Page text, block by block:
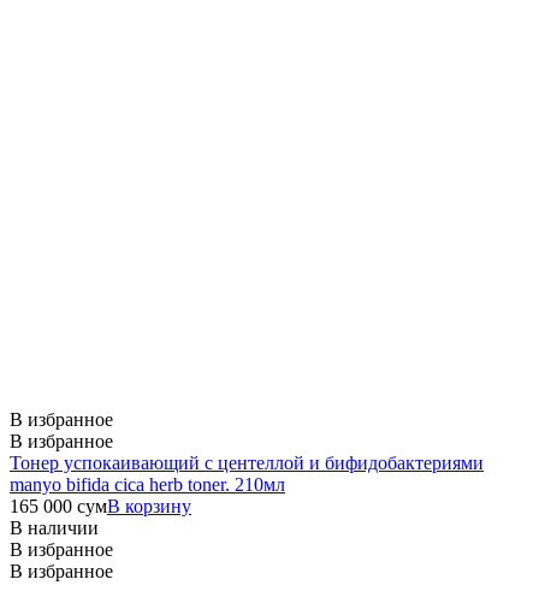
В избранное
В избранное
Тонер успокаивающий с центеллой и бифидобактериями
manyo bifida cica herb toner. 210мл
165 000 сумВ корзину
В наличии
В избранное
В избранное